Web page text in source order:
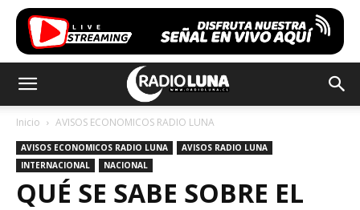
Inicio AVISOS ECONOMICOS RADIO LUNA
AVISOS ECONOMICOS RADIO LUNA
AVISOS RADIO LUNA
INTERNACIONAL
NACIONAL
QUÉ SE SABE SOBRE EL